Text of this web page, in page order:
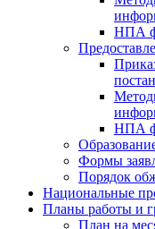
НПА
НПА
Формы
Порядок
Национальные
Планы работы и
План на